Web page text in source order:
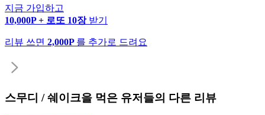
지금 가입하고
10,000P + 로또 10장 받기
리뷰 쓰면 2,000P 를 추가로 드려요
스무디 / 쉐이크을 먹은 유저들의 다른 리뷰